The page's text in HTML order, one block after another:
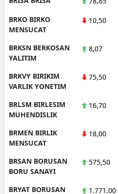
BRKO BIRKO
MENSUCAT
10,50
BRKSN BERKOSAN
YALITIM
8,07
BRKVY BIRIKIM
VARLIK YONETIM
75,50
BRLSM BIRLESIM
MUHENDISLIK
16,70
BRMEN BIRLIK
MENSUCAT
18,00
BRSAN BORUSAN
BORU SANAYI
575,50
BRYAT BORUSAN 1.771,00